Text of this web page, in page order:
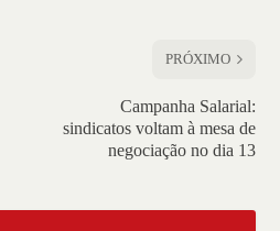
PRÓXIMO
Campanha Salarial:
sindicatos voltam à mesa de
negociação no dia 13